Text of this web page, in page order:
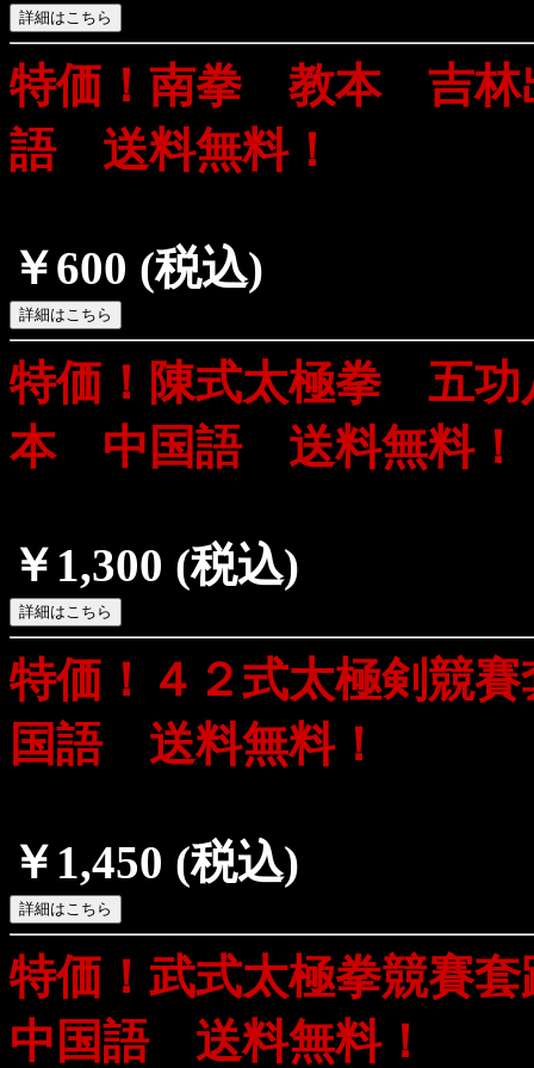
特価！南拳 教本 吉林
語 送料無料！
￥600 (税込)
特価！陳式太極拳 五
本 中国語 送料無料！
￥1,300 (税込)
特価！４２式太極剣
国語 送料無料！
￥1,450 (税込)
特価！武式太極拳競賽
中国語 送料無料！